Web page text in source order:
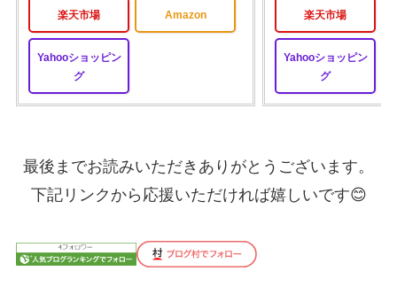
楽天市場 Amazon
Yahooショッピン
グ
楽天市場
Yahooショッピン
グ
最後までお読みいただきありがとうございます。
下記リンクから応援いただければ嬉しいです😊